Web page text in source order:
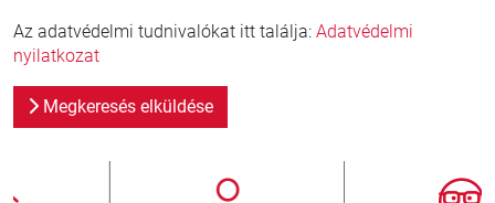
Az adatvédelmi tudnivalókat itt találja: Adatvédelmi
nyilatkozat
Megkeresés elküldése